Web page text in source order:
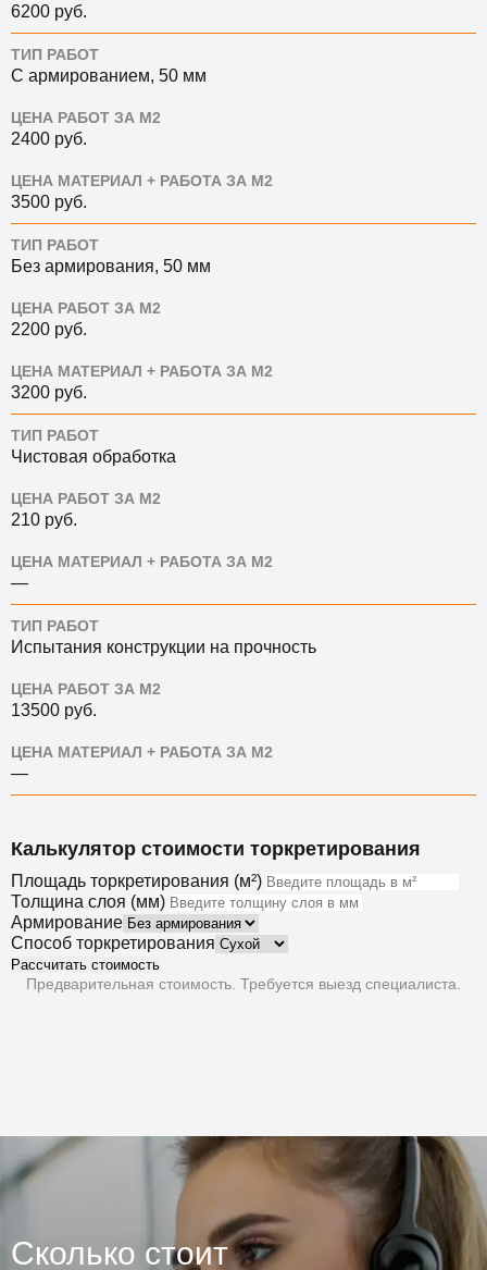
6200 руб.
ТИП РАБОТ
С армированием, 50 мм
ЦЕНА РАБОТ ЗА М2
2400 руб.
ЦЕНА МАТЕРИАЛ + РАБОТА ЗА М2
3500 руб.
ТИП РАБОТ
Без армирования, 50 мм
ЦЕНА РАБОТ ЗА М2
2200 руб.
ЦЕНА МАТЕРИАЛ + РАБОТА ЗА М2
3200 руб.
ТИП РАБОТ
Чистовая обработка
ЦЕНА РАБОТ ЗА М2
210 руб.
ЦЕНА МАТЕРИАЛ + РАБОТА ЗА М2
—
ТИП РАБОТ
Испытания конструкции на прочность
ЦЕНА РАБОТ ЗА М2
13500 руб.
ЦЕНА МАТЕРИАЛ + РАБОТА ЗА М2
—
Калькулятор стоимости торкретирования
Площадь торкретирования (м²)
Толщина слоя (мм)
Армирование
Способ торкретирования
Рассчитать стоимость
Предварительная стоимость. Требуется выезд специалиста.
Сколько стоит